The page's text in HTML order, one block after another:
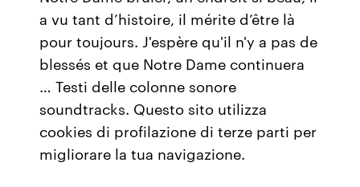
a vu tant d’histoire, il mérite d’être là
pour toujours. J'espère qu'il n'y a pas de
blessés et que Notre Dame continuera
… Testi delle colonne sonore
soundtracks. Questo sito utilizza
cookies di profilazione di terze parti per
migliorare la tua navigazione.